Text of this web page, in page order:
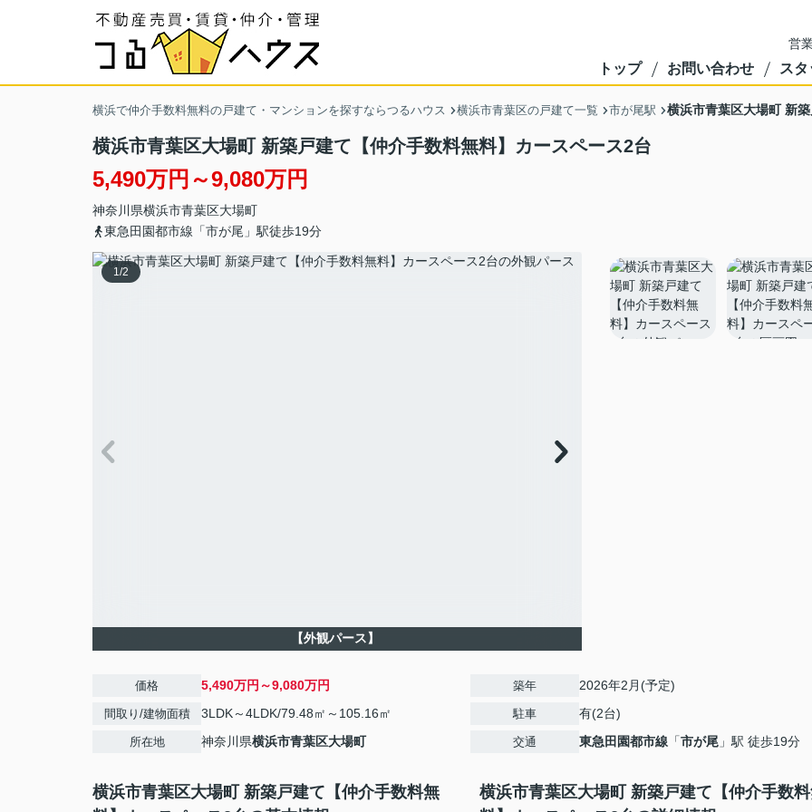
営
トップ お問い合わせ ス
横浜で仲介手数料無料の戸建て・マンションを探すならつるハウス 横浜市青葉区の戸建て一覧 市が尾駅 横浜市青葉区大場町 新
横浜市青葉区大場町 新築戸建て【仲介手数料無料】カースペース2台
5,490万円～9,080万円
神奈川県横浜市青葉区大場町
東急田園都市線「市が尾」駅徒歩19分
1/2
【外観パース】
価格 5,490万円～9,080万円
間取り/建物面積 3LDK～4LDK/79.48㎡～105.16㎡
所在地 神奈川県横浜市青葉区大場町
築年 2026年2月(予定)
駐車 有(2台)
交通 東急田園都市線 「市が尾 」駅 徒歩19分
横浜市青葉区大場町 新築戸建て【仲介手数料無
横浜市青葉区大場町 新築戸建て【仲介手数